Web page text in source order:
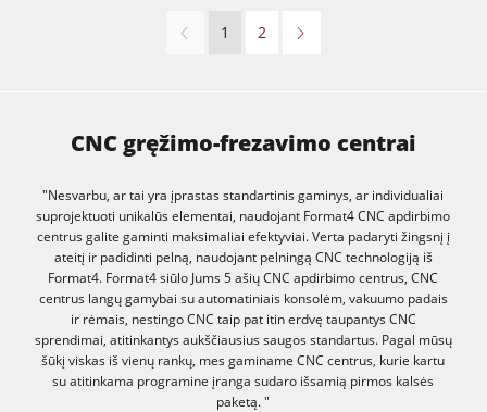
1 2
CNC gręžimo-frezavimo centrai
"Nesvarbu, ar tai yra įprastas standartinis gaminys, ar individualiai
suprojektuoti unikalūs elementai, naudojant Format4 CNC apdirbimo
centrus galite gaminti maksimaliai efektyviai. Verta padaryti žingsnį į
ateitį ir padidinti pelną, naudojant pelningą CNC technologiją iš
Format4. Format4 siūlo Jums 5 ašių CNC apdirbimo centrus, CNC
centrus langų gamybai su automatiniais konsolėm, vakuumo padais
ir rėmais, nestingo CNC taip pat itin erdvę taupantys CNC
sprendimai, atitinkantys aukščiausius saugos standartus. Pagal mūsų
šūkį viskas iš vienų rankų, mes gaminame CNC centrus, kurie kartu
su atitinkama programine įranga sudaro išsamią pirmos kalsės
paketą. "